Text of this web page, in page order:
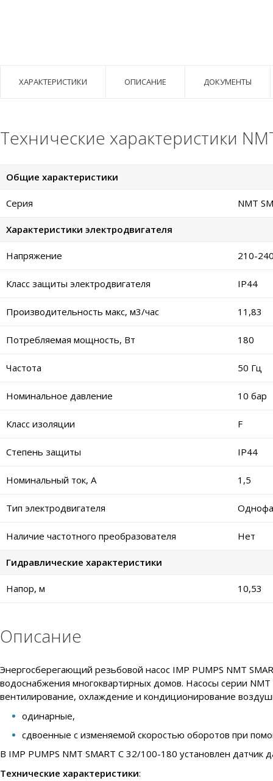
ХАРАКТЕРИСТИКИ ОПИСАНИЕ ДОКУМЕНТЫ
Технические характеристики
Общие характеристики
Серия NMT
Характеристики электродвигателя
Напряжение 210-
Класс защиты электродвигателя IP44
Производительность макс, м3/час 11,83
Потребляемая мощность, Вт 180
Частота 50 Гц
Номинальное давление 10 бар
Класс изоляции F
Степень защиты IP44
Номинальный ток, А 1,5
Тип электродвигателя
Наличие частотного преобразователя Нет
Гидравлические характеристики
Напор, м 10,53
Описание
Энергосберегающий резьбовой насос IMP PUMPS NMT
водоснабжения многоквартирных домов. Насосы серии
вентилирование, охлаждение и кондиционирование
одинарные,
сдвоенные с изменяемой скоростью оборотов при
В IMP PUMPS NMT SMART C 32/100-180 установлен
Технические характеристики: